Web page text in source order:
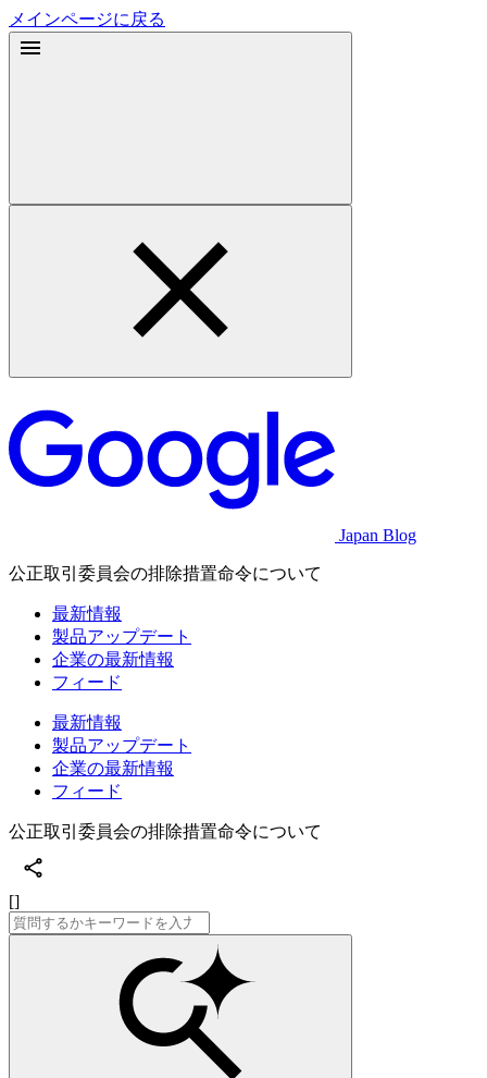
メインページに戻る
Japan Blog
公正取引委員会の排除措置命令について
最新情報
製品アップデート
企業の最新情報
フィード
最新情報
製品アップデート
企業の最新情報
フィード
公正取引委員会の排除措置命令について
[]